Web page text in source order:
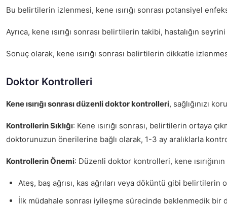
Bu belirtilerin izlenmesi, kene ısırığı sonrası potansiyel
Ayrıca, kene ısırığı sonrası belirtilerin takibi, hastalığın
Sonuç olarak, kene ısırığı sonrası belirtilerin dikkatle
Doktor Kontrolleri
Kene ısırığı sonrası düzenli doktor kontrolleri, sağlığınızı
Kontrollerin Sıklığı: Kene ısırığı sonrası, belirtilerin ortaya
doktorunuzun önerilerine bağlı olarak, 1-3 ay aralıklarla
Kontrollerin Önemi: Düzenli doktor kontrolleri, kene
Ateş, baş ağrısı, kas ağrıları veya döküntü gibi belirtilerin
İlk müdahale sonrası iyileşme sürecinde beklenmedik bir